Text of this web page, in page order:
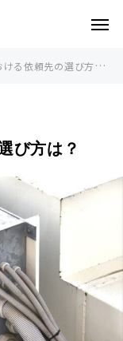
る依頼先の選び方は？
び方は？